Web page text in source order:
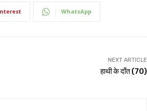
WhatsApp
NEXT ARTICLE
हाथी के दाँत (70)